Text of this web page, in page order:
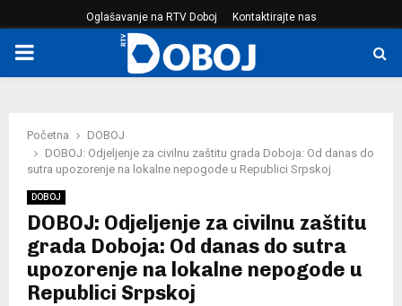
Oglašavanje na RTV Doboj Kontaktirajte nas
PRIMARY
Početna
DOBOJ
DOBOJ: Odjeljenje za civilnu zaštitu grada Doboja: Od danas do
sutra upozorenje na lokalne nepogode u Republici Srpskoj
DOBOJ
DOBOJ: Odjeljenje za civilnu zaštitu
grada Doboja: Od danas do sutra
upozorenje na lokalne nepogode u
Republici Srpskoj